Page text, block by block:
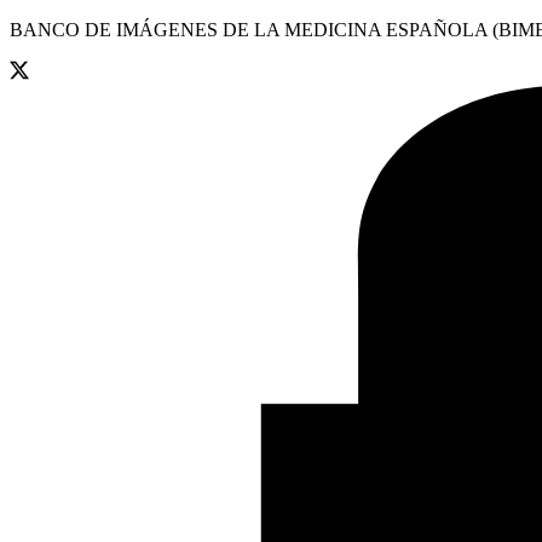
BANCO DE IMÁGENES DE LA MEDICINA ESPAÑOLA